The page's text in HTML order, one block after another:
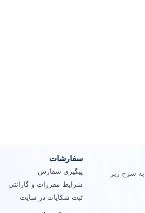
شرح زیر
سفارشات
پیگیری سفارش
شرایط مقررات و گارانتی
ثبت شکایات در سایت